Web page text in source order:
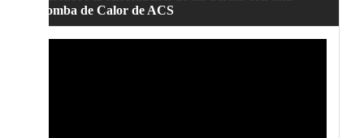
Bomba de Calor de ACS